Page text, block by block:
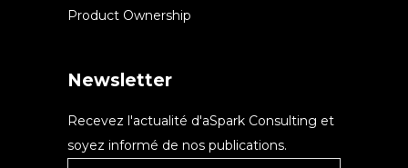
Product Ownership
Newsletter
Recevez l'actualité d'aSpark Consulting et
soyez informé de nos publications.